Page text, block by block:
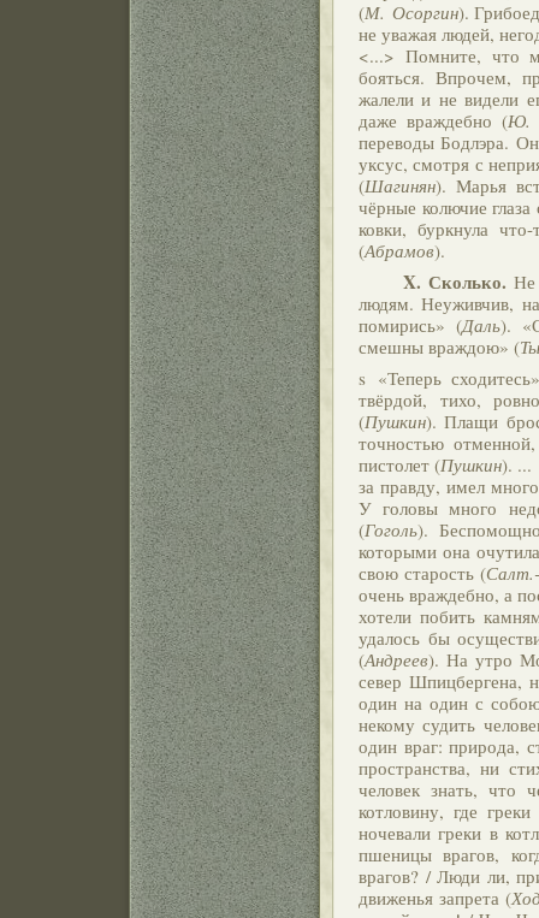
(М. Осоргин).
не уважая людей,
<...> Помните, что
бояться. Впрочем,
жалели и не видели
даже враждебно (Ю.
переводы Бодлэра.
уксус, смотря с
(Шагинян). Марья
чёрные колючие
ковки, буркнула
(Абрамов).
X. Сколько. Не
людям. Неуживчив,
помирись» (Даль).
смешны враждою» (
s «Теперь
твёрдой, тихо,
(Пушкин). Плащи
точностью
пистолет (Пушкин). ...
за правду, имел
У головы много
(Гоголь).
которыми она
свою старость (
очень враждебно, а
хотели побить
удалось бы
(Андреев). На утро
север Шпицбергена,
один на один с
некому судить
один враг: природа,
пространства, ни
человек знать, что
котловину, где
ночевали греки в
пшеницы врагов,
врагов? / Люди ли,
движенья запрета (